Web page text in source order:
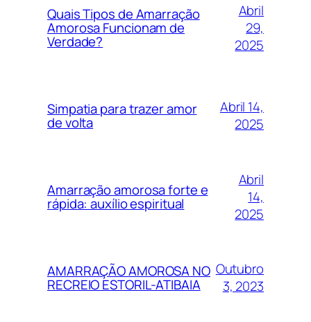
Quais Tipos de Amarração
Amorosa Funcionam de
Verdade?
Abril
29,
2025
Simpatia para trazer amor
de volta
Abril 14,
2025
Amarração amorosa forte e
rápida: auxílio espiritual
Abril
14,
2025
AMARRAÇÃO AMOROSA NO
RECREIO ESTORIL-ATIBAIA
Outubro
3, 2023